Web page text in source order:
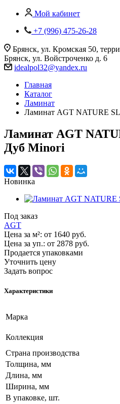
Мой кабинет
+7 (996) 475-26-28
Брянск, ул. Кромская 50,
Брянск, ул. Войстроченко д. 6
idealpol32@yandex.ru
Главная
Каталог
Ламинат
Ламинат AGT NATURE
Ламинат AGT
Дуб Minori
Новинка
Под заказ
AGT
Цена за м²: от 1640 руб.
Цена за уп.: от 2878 руб.
Продается упаковками
Уточнить цену
Задать вопрос
Характеристики
Марка
Коллекция
Страна производства
Толщина, мм
Длина, мм
Ширина, мм
В упаковке, шт.